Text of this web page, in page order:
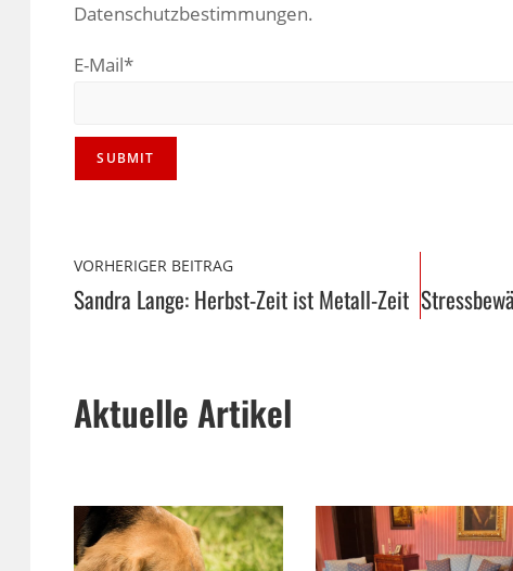
Datenschutzbestimmungen.
E-Mail*
VORHERIGER BEITRAG
Sandra Lange: Herbst-Zeit ist Metall-Zeit
Aktuelle Artikel